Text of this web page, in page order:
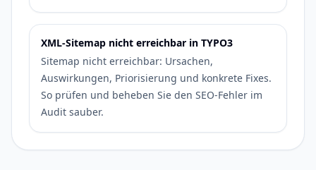
XML-Sitemap nicht erreichbar in TYPO3
Sitemap nicht erreichbar: Ursachen,
Auswirkungen, Priorisierung und konkrete Fixes.
So prüfen und beheben Sie den SEO-Fehler im
Audit sauber.